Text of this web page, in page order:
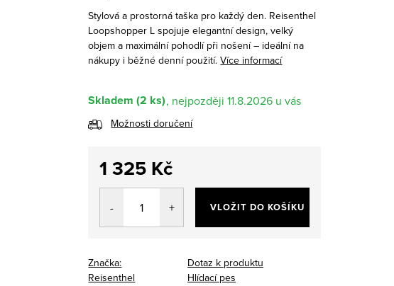
Stylová a prostorná taška pro každý den. Reisenthel
Loopshopper L spojuje elegantní design, velký
objem a maximální pohodlí při nošení – ideální na
nákupy i běžné denní použití.Více informací
Skladem (2 ks) 11.8.2026
Možnosti doručení
1 325 Kč
Měrná
VLOŽIT DO KOŠÍKU
Značka:
Reisenthel
Dotaz k produktu
Hlídací pes